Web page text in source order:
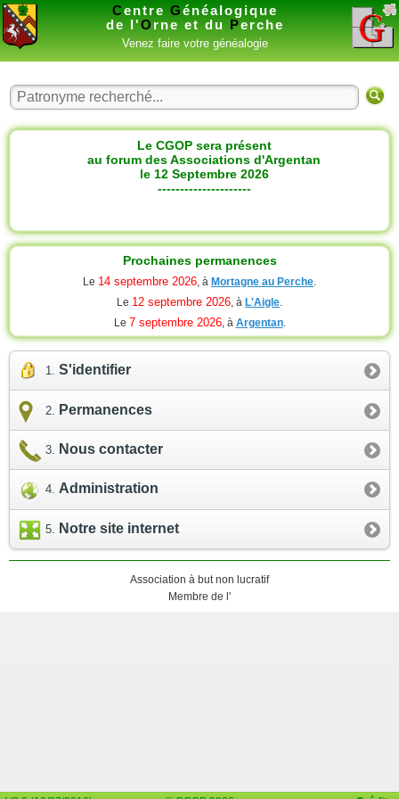
Centre Généalogique
de l'O rne et du Perche
Venez faire votre généalogie
Le CGOP sera présent
au forum des Associations d'Argentan
le 12 Septembre 2026
---------------------
Prochaines permanences
Le 14 septembre 2026, à Mortagne au Perche.
Le 12 septembre 2026, à L'Aigle.
Le 7 septembre 2026, à Argentan.
S'identifier
Permanences
Nous contacter
Administration
Notre site internet
Association à but non lucratif
Membre de l'